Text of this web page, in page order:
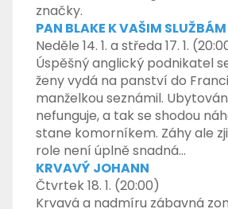
značky.
PAN BLAKE K VAŠIM SLUŽBÁM
Neděle 14. 1. a středa 17. 1.
Úspěšný anglický podnikatel
ženy vydá na panství do
manželkou seznámil.
nefunguje, a tak se shodou
stane komorníkem. Záhy ale
role není úplně snadná…
KRVAVÝ JOHANN
Čtvrtek 18. 1. (20:00)
Krvavá a nadmíru zábavná